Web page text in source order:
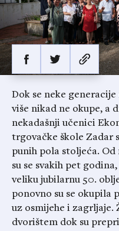
Dok se neke
više nikad ne okupe, a
nekadašnji učenici
trgovačke škole Zadar
punih pola stoljeća. Od
su se svakih pet
veliku jubilarnu 50.
ponovno su se okupila
uz osmijehe i zagrljaje.
dvorištem dok su